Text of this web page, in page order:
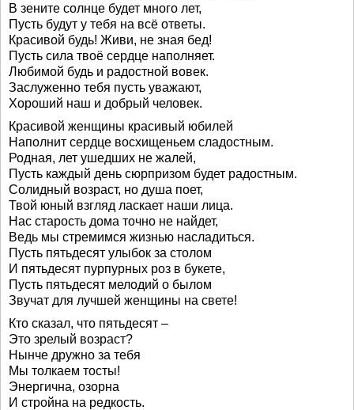
В зените солнце будет много лет,
Пусть будут у тебя на всё ответы.
Красивой будь! Живи, не зная бед!
Пусть сила твоё сердце наполняет.
Любимой будь и радостной вовек.
Заслуженно тебя пусть уважают,
Хороший наш и добрый человек.
Красивой женщины красивый юбилей
Наполнит сердце восхищеньем сладостным.
Родная, лет ушедших не жалей,
Пусть каждый день сюрпризом будет радостным.
Солидный возраст, но душа поет,
Твой юный взгляд ласкает наши лица.
Нас старость дома точно не найдет,
Ведь мы стремимся жизнью насладиться.
Пусть пятьдесят улыбок за столом
И пятьдесят пурпурных роз в букете,
Пусть пятьдесят мелодий о былом
Звучат для лучшей женщины на свете!
Кто сказал, что пятьдесят –
Это зрелый возраст?
Нынче дружно за тебя
Мы толкаем тосты!
Энергична, озорна
И стройна на редкость.